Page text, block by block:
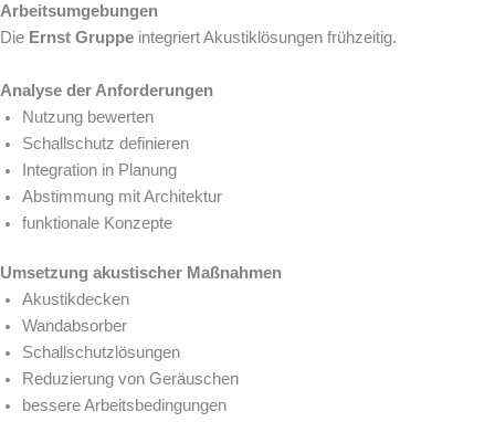
Arbeitsumgebungen
Die Ernst Gruppe integriert Akustiklösungen frühzeitig.
Analyse der Anforderungen
Nutzung bewerten
Schallschutz definieren
Integration in Planung
Abstimmung mit Architektur
funktionale Konzepte
Umsetzung akustischer Maßnahmen
Akustikdecken
Wandabsorber
Schallschutzlösungen
Reduzierung von Geräuschen
bessere Arbeitsbedingungen